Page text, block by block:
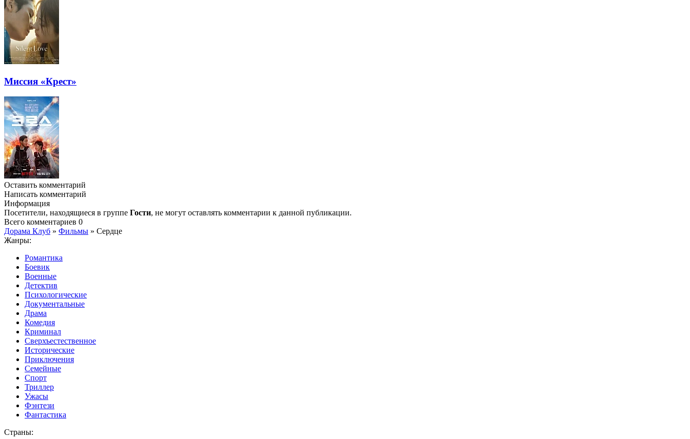
Миссия «Крест»
Оставить комментарий
Написать комментарий
Информация
Посетители, находящиеся в группе Гости, не могут оставлять комментарии к данной публикации.
Всего комментариев 0
Дорама Клуб » Фильмы » Сердце
Жанры:
Романтика
Боевик
Военные
Детектив
Психологические
Документальные
Драма
Комедия
Криминал
Сверхъестественное
Исторические
Приключения
Семейные
Спорт
Триллер
Ужасы
Фэнтези
Фантастика
Страны: